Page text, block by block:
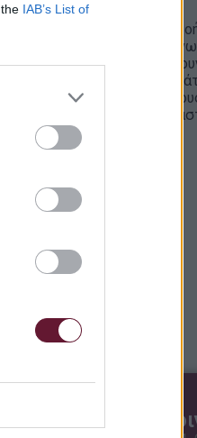
IAB’s List of
σε μια ομάδα, και με τη
συγκέντρωση και
ώστε τα παιδιά να
παίζοντας μουσικά
έρχονται σε επαφή με το
από τη θεατρική
Στοιχεία